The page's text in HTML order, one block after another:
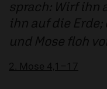
sprach: Wirf ihn
ihn auf die
und Mose floh
2. Mose 4,1–17